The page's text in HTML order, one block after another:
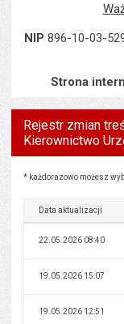
NIP 896-10-03-
Strona
Rejestr zmian
Kierownictwo
Rejestr zmian treści
* każdorazowo możesz
Data aktualizacji
22.05.2026 08:40
19.05.2026 15:07
19.05.2026 12:51